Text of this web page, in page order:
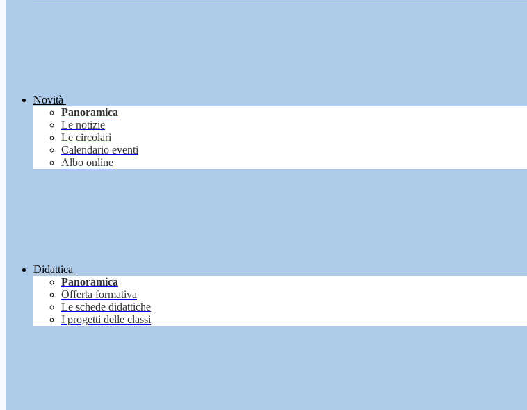
Novità
Panoramica
Le notizie
Le circolari
Calendario eventi
Albo online
Didattica
Panoramica
Offerta formativa
Le schede didattiche
I progetti delle classi